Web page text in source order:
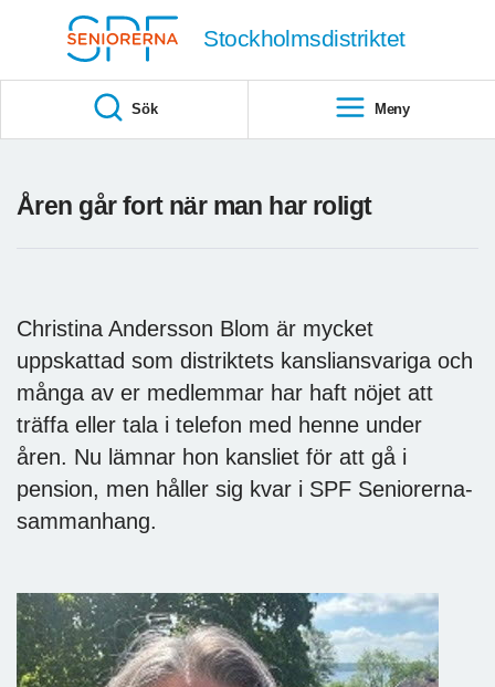
Stockholmsdistriktet
Sök Meny
Åren går fort när man har roligt
Christina Andersson Blom är mycket
uppskattad som distriktets kansliansvariga och
många av er medlemmar har haft nöjet att
träffa eller tala i telefon med henne under
åren. Nu lämnar hon kansliet för att gå i
pension, men håller sig kvar i SPF Seniorerna-
sammanhang.